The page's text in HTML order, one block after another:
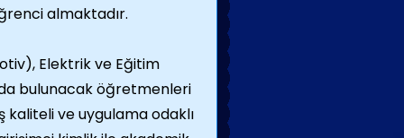
almaktadır.
Elektrik ve Eğitim
bulunacak öğretmenleri
kaliteli ve uygulama odaklı